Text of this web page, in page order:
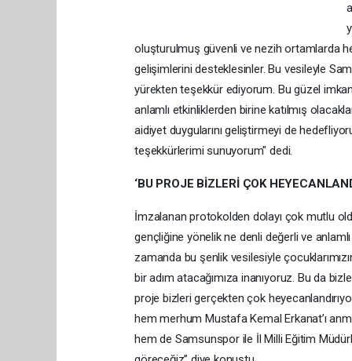
oluşturulmuş güvenli ve nezih ortamlarda
gelişimlerini desteklesinler. Bu vesileyle
yürekten teşekkür ediyorum. Bu güzel
anlamlı etkinliklerden birine katılmış
aidiyet duygularını geliştirmeyi de
teşekkürlerimi sunuyorum" dedi.
‘BU PROJE BİZLERİ ÇOK
İmzalanan protokolden dolayı çok mutlu
gençliğine yönelik ne denli değerli ve
zamanda bu şenlik vesilesiyle
bir adım atacağımıza inanıyoruz. Bu da
proje bizleri gerçekten çok
hem merhum Mustafa Kemal Erkanat’ı
hem de Samsunspor ile İl Milli Eğitim